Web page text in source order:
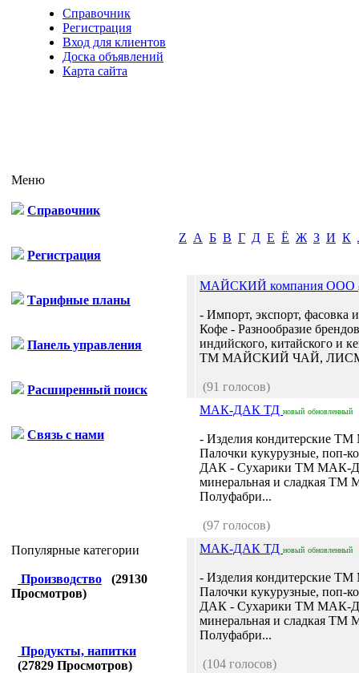
Справочник
Регистрация
Вход для клиентов
Доска объявлений
Карта сайта
Меню
Справочник
Регистрация
Тарифные планы
Панель управления
Расширенный поиск
Связь с нами
Популярные категории
Производство (29130
Просмотров)
Продукты, напитки
(27829 Просмотров)
Z А Б В Г Д Е Ё Ж З И К
МАЙСКИЙ компания ООО
- Импорт, экспорт, фасовка
Кофе - Разнообразие
индийского, китайского и
ТМ МАЙСКИЙ ЧАЙ,
(91 голосов)
МАК-ДАК ТД новый обновленный
- Изделия кондитерские
Палочки кукурузные,
ДАК - Сухарики ТМ МАК-
минеральная и сладкая
Полуфабри...
(97 голосов)
МАК-ДАК ТД новый обновленный
- Изделия кондитерские
Палочки кукурузные,
ДАК - Сухарики ТМ МАК-
минеральная и сладкая
Полуфабри...
(104 голосов)